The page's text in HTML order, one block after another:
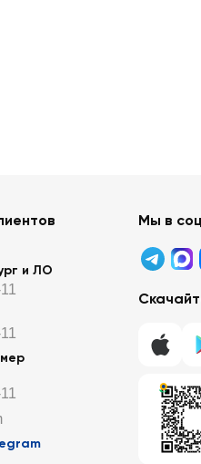
и ЛО
Мы в